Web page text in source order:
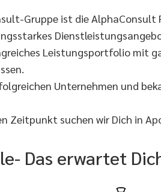
Gruppe ist die
Leistungsportfolio mit
Unternehmen und
Zeitpunkt suchen wir Dich in
Das erwartet